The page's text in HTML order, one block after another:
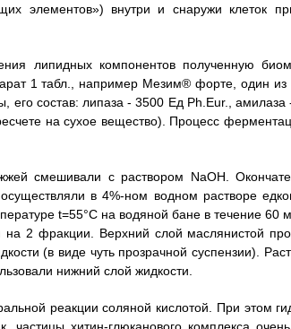
элементов») внутри и снаружи клеток
липидных компонентов полученную
1 табл., например Мезим® форте, один из
его состав: липаза - 3500 Ед Ph.Eur.,
на сухое вещество). Процесс
смешивали с раствором NaOH.
в 4%-ном водном растворе
t=55°C на водяной бане в течение 60
2 фракции. Верхний слой маслянистой
(в виде чуть прозрачной суспензии).
нижний слой жидкости.
реакции соляной кислотой. При этом
частицы хитин-глюканового комплекса